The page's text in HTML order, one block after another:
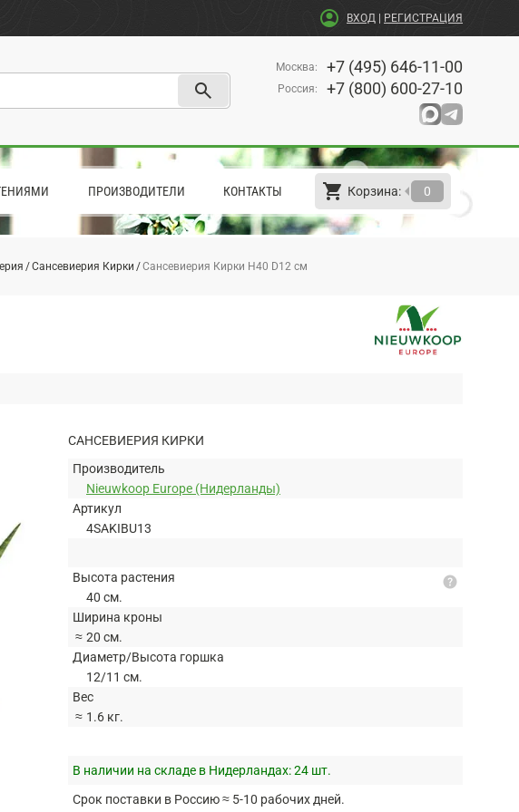
account_circle ВХОД РЕГИСТРАЦИЯ
search
Москва: +7 (495) 646-11-00
Россия: +7 (800) 600-27-10
ПРОИЗВОДИТЕЛИ КОНТАКТЫ shopping_cart Корзина: 0
arrow_left
Сансевиерия Кирки Сансевиерия Кирки H40 D12 см
САНСЕВИЕРИЯ КИРКИ
Производитель
Nieuwkoop Europe (Нидерланды)
Артикул
4SAKIBU13
Высота растения
40 см.
Ширина кроны
≈ 20 см.
Диаметр/Высота горшка
12/11 см.
Вес
≈ 1.6 кг.
help
В наличии на складе в Нидерландах:24 шт.
Срок поставки в Россию ≈ 5-10 рабочих дней.